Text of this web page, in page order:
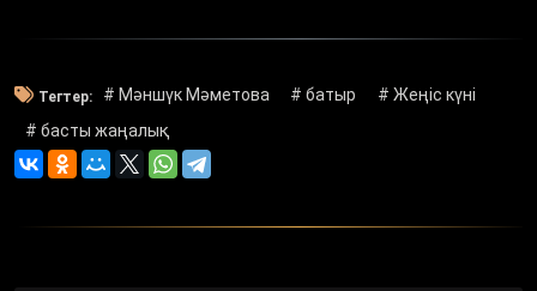
Тегтер: # Мәншүк Мәметова # батыр
# Жеңіс күні
# басты жаңалық